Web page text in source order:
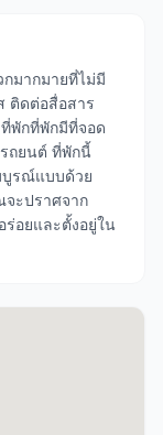
มากมายที่ไม่มี
ติดต่อสื่อสาร
พักที่พักมีที่จอด
ถยนต์ ที่พักนี้
บูรณ์แบบด้วย
ะปราศจาก
ร่อยและตั้งอยู่ใน